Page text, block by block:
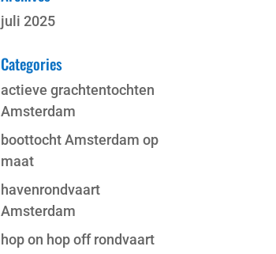
juli 2025
Categories
actieve grachtentochten
Amsterdam
boottocht Amsterdam op
maat
havenrondvaart
Amsterdam
hop on hop off rondvaart